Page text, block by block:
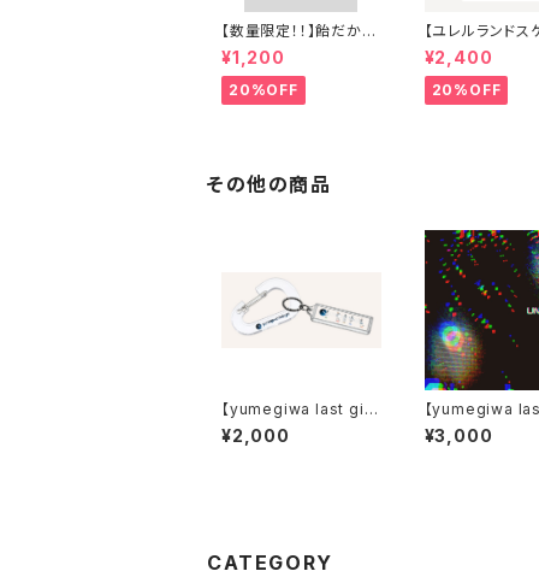
【数量限定！！】飴だから
ってなめんなよ！最南端
免許証アクキー
¥1,200
20%OFF
【ユレルランドス
フォトブック
¥2,400
20%OFF
その他の商品
【yumegiwa last gir
l】キーホルダー付きカラ
ビナ
¥2,000
【yumegiwa
l】CD「universe
¥3,000
CATEGORY